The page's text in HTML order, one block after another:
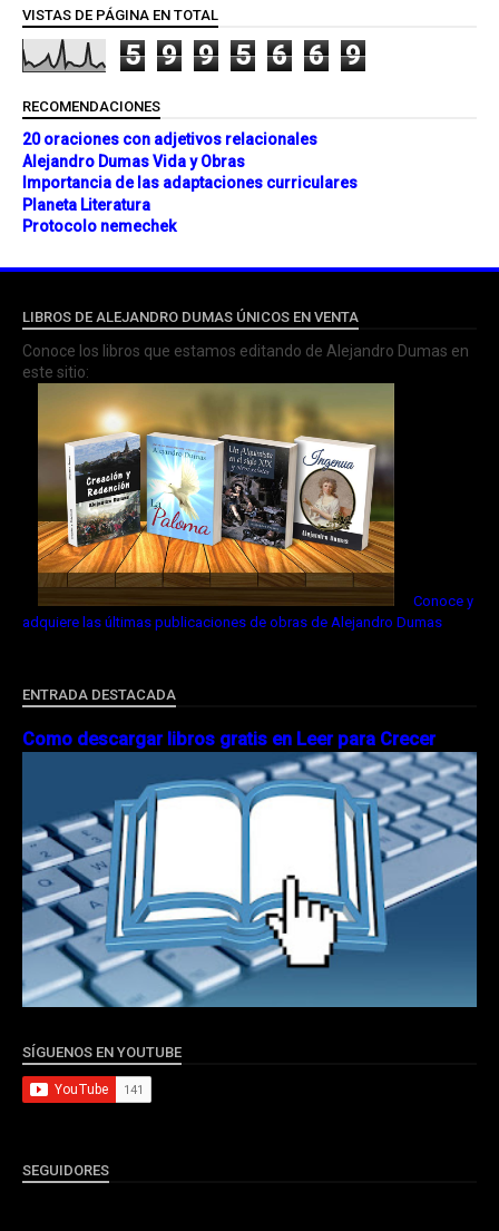
VISTAS DE PÁGINA EN TOTAL
5 9 9 5 6 6 9
RECOMENDACIONES
20 oraciones con adjetivos relacionales
Alejandro Dumas Vida y Obras
Importancia de las adaptaciones curriculares
Planeta Literatura
Protocolo nemechek
LIBROS DE ALEJANDRO DUMAS ÚNICOS EN VENTA
Conoce los libros que estamos editando de Alejandro Dumas en
este sitio:
Conoce y
adquiere las últimas publicaciones de obras de Alejandro Dumas
ENTRADA DESTACADA
Como descargar libros gratis en Leer para Crecer
SÍGUENOS EN YOUTUBE
SEGUIDORES